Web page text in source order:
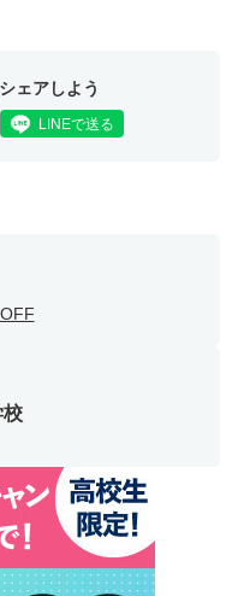
ェアしよう
LINEで送る
校